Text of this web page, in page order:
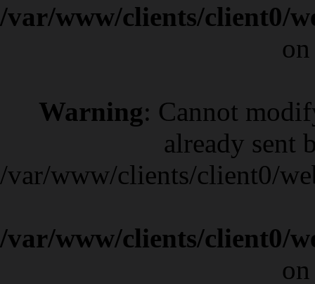
/var/www/clients/client0/
Warning: Cannot
already sent
/var/www/clients/client0/
/var/www/clients/client0/